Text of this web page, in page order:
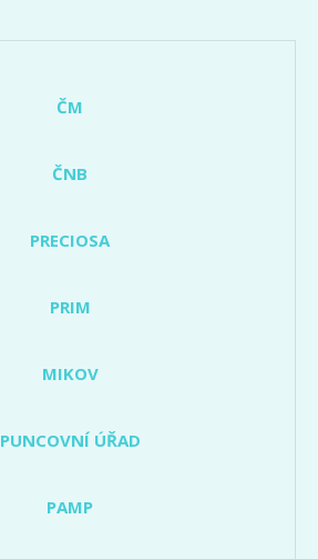
ČM
ČNB
PRECIOSA
PRIM
MIKOV
PUNCOVNÍ ÚŘAD
PAMP